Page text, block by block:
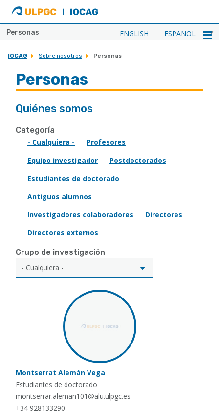
ULPGC
Ir
al
IOCAG
ENGLISH ESPAÑOL
Personas
IOCAG Sobre nosotros Personas
Personas
Quiénes somos
Categoría
- Cualquiera -
Profesores
Equipo investigador
Postdoctorados
Estudiantes de doctorado
Antiguos alumnos
Investigadores colaboradores
Directores
Directores externos
Grupo de investigación
Montserrat Alemán Vega
Estudiantes de doctorado
montserrar.aleman101@alu.ulpgc.es
+34 928133290